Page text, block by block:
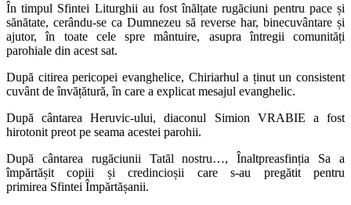
În timpul Sfintei Liturghii au fost înălțate rugăciuni pentru pace și
sănătate, cerându-se ca Dumnezeu să reverse har, binecuvântare și
ajutor, în toate cele spre mântuire, asupra întregii comunități
parohiale din acest sat.
După citirea pericopei evanghelice, Chiriarhul a ținut un consistent
cuvânt de învățătură, în care a explicat mesajul evanghelic.
După cântarea Heruvic-ului, diaconul Simion VRABIE a fost
hirotonit preot pe seama acestei parohii.
După cântarea rugăciunii Tatăl nostru…, Înaltpreasfinția Sa a
împărtășit copiii și credincioșii care s-au pregătit pentru
primirea Sfintei Împărtășanii.